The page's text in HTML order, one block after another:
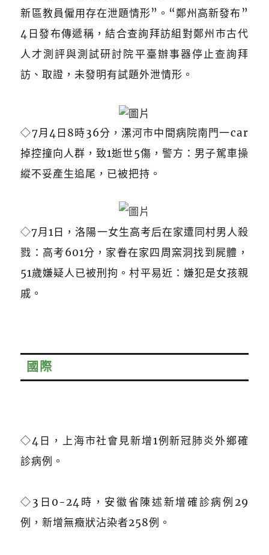
新區教員僱用存在泄題情形”。“鄭州高新發布”
4日發布傳遞稱，結合查詢拜訪組對鄭州市古代
人才測評與測試研討院平臺辦事器停止查詢拜
訪、取證，未發明有試題外泄情形。
◇7月4日8時36分，漯河市中間病院南門一car
掉控撞向人群，致1逝世5傷，警方：男子駕車操
縱不妥產生追尾，已被把持。
◇7月1日，洛陽一女生高考后在家遭同村男人殺
戮：高考601分，家眷在家四周窯洞找到屍體，
51歲嫌疑人已被刑拘。村平易近：嫌犯是女孩親
戚。
國際
◇4日，上海市社會見新增1例新冠肺炎外鄉確
診病例。
◇3日0-24時，安徽省陳述新增確診病例29
例，新增無癥狀沾染者258例。